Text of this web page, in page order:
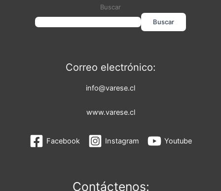
Buscar
Buscar
Correo electrónico:
info@varese.cl
www.varese.cl
Facebook Instagram Youtube
Contáctenos: